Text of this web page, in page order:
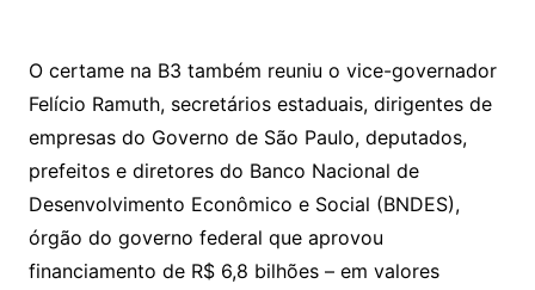
O certame na B3 também reuniu o vice-governador
Felício Ramuth, secretários estaduais, dirigentes de
empresas do Governo de São Paulo, deputados,
prefeitos e diretores do Banco Nacional de
Desenvolvimento Econômico e Social (BNDES),
órgão do governo federal que aprovou
financiamento de R$ 6,8 bilhões – em valores